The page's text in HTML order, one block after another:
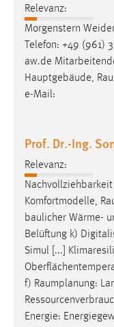
Relevanz:
Morgenstern
Telefon: +49 (961)
aw.de
Hauptgebäude,
e-Mail:
Prof. Dr.-Ing.
Relevanz:
Komfortmodelle,
baulicher Wärme-
Belüftung k)
Simul [...]
f) Raumplanung:
Energie: